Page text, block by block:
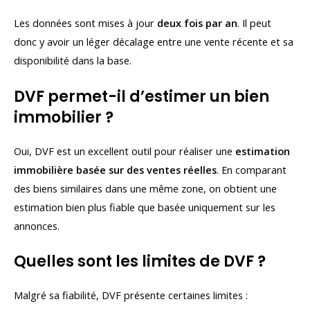
Les données sont mises à jour deux fois par an. Il peut
donc y avoir un léger décalage entre une vente récente et sa
disponibilité dans la base.
DVF permet-il d’estimer un bien
immobilier ?
Oui, DVF est un excellent outil pour réaliser une estimation
immobilière basée sur des ventes réelles. En comparant
des biens similaires dans une même zone, on obtient une
estimation bien plus fiable que basée uniquement sur les
annonces.
Quelles sont les limites de DVF ?
Malgré sa fiabilité, DVF présente certaines limites :